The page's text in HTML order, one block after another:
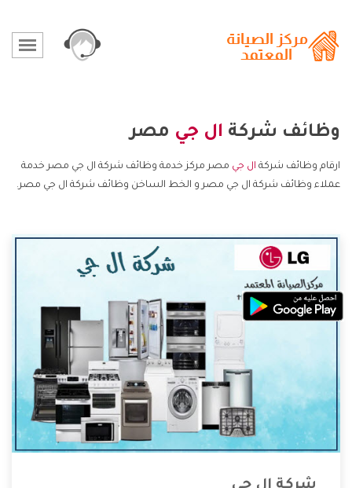
وظائف شركة ال جي مصر
ارقام وظائف شركة ال جي مصر مركز خدمة وظائف شركة ال جي مصر خدمة
عملاء وظائف شركة ال جي مصر و الخط الساخن وظائف شركة ال جي مصر.